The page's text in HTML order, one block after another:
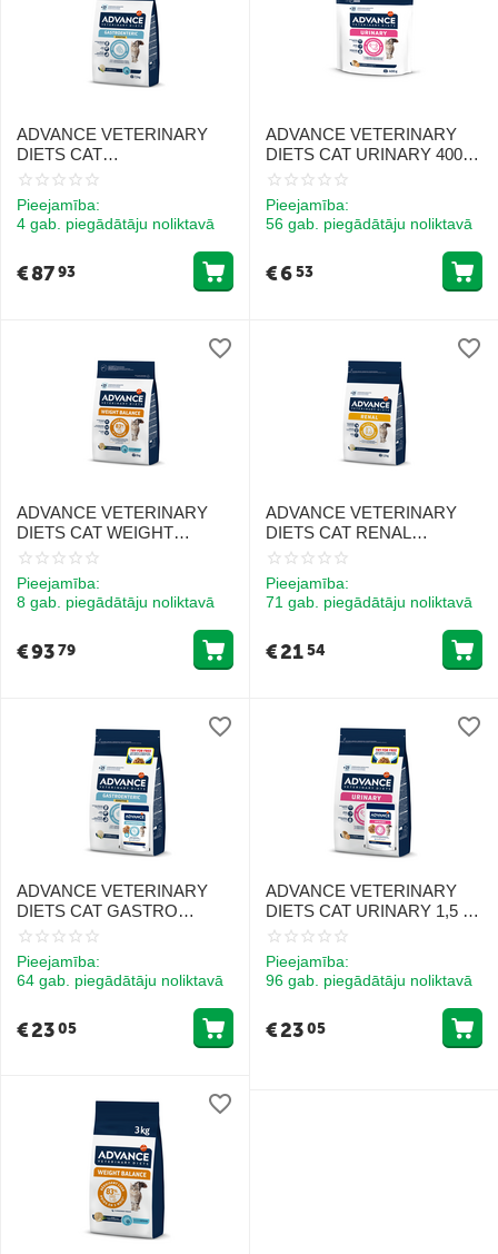
ADVANCE VETERINARY
DIETS CAT
GASTROENTERIC
AR JUTĪGU GREMOSANU
Pieejamība:
4 gab. piegādātāju noliktavā
€8793
ADVANCE VETERINARY
DIETS CAT URINARY 400G
- KAĶIEM URĪNCEĻU
Pieejamība:
56 gab. piegādātāju noliktavā
€653
ADVANCE VETERINARY
DIETS CAT WEIGHT
BALANCE 8.0 KG - KAĶIEM
Pieejamība:
8 gab. piegādātāju noliktavā
€9379
ADVANCE VETERINARY
DIETS CAT RENAL
FAILURE 1.5KG - KAĶIEM
Pieejamība:
71 gab. piegādātāju noliktavā
€2154
ADVANCE VETERINARY
DIETS CAT GASTRO
SENSITIVE 1.5KG + 1WET
Pieejamība:
64 gab. piegādātāju noliktavā
€2305
ADVANCE VETERINARY
DIETS CAT URINARY 1,5 kg
+ 1 WET
Pieejamība:
96 gab. piegādātāju noliktavā
€2305